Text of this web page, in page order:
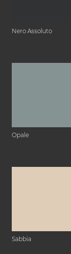
Nero Assoluto
Opale
Sabbia